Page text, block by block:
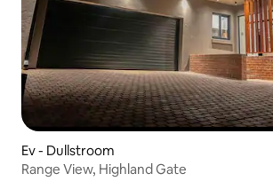
Ev - Dullstroom
Range View, Highland Gate